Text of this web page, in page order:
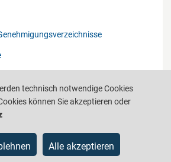
für das Bauwesen
technisch notwendige Cookies
können Sie akzeptieren oder
Alle akzeptieren